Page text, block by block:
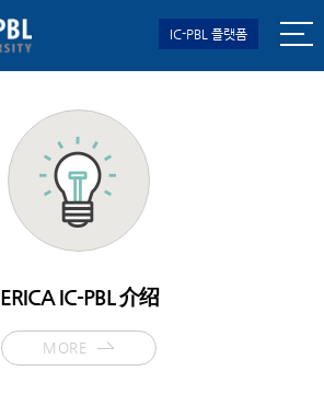
IC-PBL 플랫폼
ERICA IC-PBL 介绍
MORE